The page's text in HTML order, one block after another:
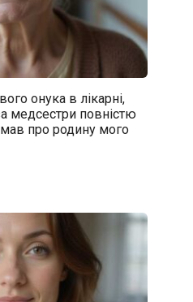
онука в лікарні,
медсестри повністю
про родину мого